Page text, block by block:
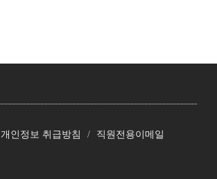
개인정보 취급방침 직원전용이메일